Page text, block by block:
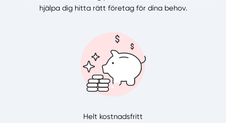
hjälpa dig hitta rätt företag för dina behov.
Helt kostnadsfritt